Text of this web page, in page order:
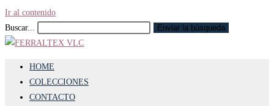
Ir al contenido
Buscar...
Enviar la búsqueda
HOME
COLECCIONES
CONTACTO